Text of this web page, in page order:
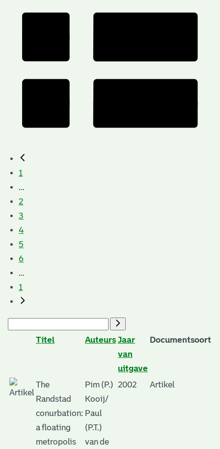
1
...
2
3
4
5
6
...
1
Titel Auteurs Jaar
van
uitgave
Documentsoort
The
Randstad
conurbation:
a floating
metropolis
Pim (P.)
Kooij/
Paul
(P.T.)
van de
2002 Artikel